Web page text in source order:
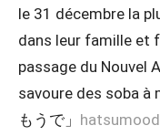
le 31 décembre la
dans leur famille et
passage du Nouvel
savoure des soba à
もうで」